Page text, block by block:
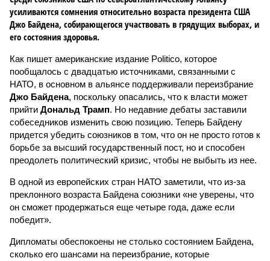
усиливаются сомнения относительно возраста президента США
Джо Байдена, собирающегося участвовать в грядущих выборах, и
его состояния здоровья.
Как пишет американские издание Politico, которое
пообщалось с двадцатью источниками, связанными с
НАТО, в основном в альянсе поддерживали переизбрание
Джо Байдена, поскольку опасались, что к власти может
прийти Дональд Трамп. Но недавние дебаты заставили
собеседников изменить свою позицию. Теперь Байдену
придется убедить союзников в том, что он не просто готов к
борьбе за высший государственный пост, но и способен
преодолеть политический кризис, чтобы не выбыть из нее.
В одной из европейских стран НАТО заметили, что из-за
преклонного возраста Байдена союзники «не уверены, что
он сможет продержаться еще четыре года, даже если
победит».
Дипломаты обеспокоены не столько состоянием Байдена,
сколько его шансами на переизбрание, которые